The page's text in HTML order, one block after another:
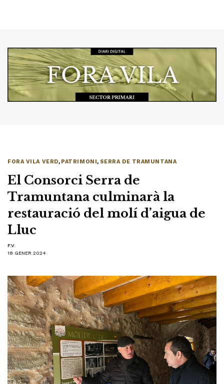
FORA VILA VERD, PATRIMONI, SERRA DE TRAMUNTANA
El Consorci Serra de
Tramuntana culminarà la
restauració del molí d’aigua de
Lluc
F.V.
18 GENER 2024